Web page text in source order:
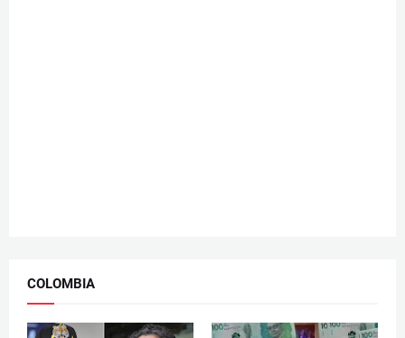
COLOMBIA